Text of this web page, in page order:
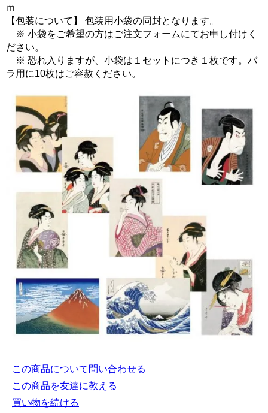
ｍ
【包装について】 包装用小袋の同封となります。
※ 小袋をご希望の方はご注文フォームにてお申し付けく
ださい。
※ 恐れ入りますが、小袋は１セットにつき１枚です。バ
ラ用に10枚はご容赦ください。
この商品について問い合わせる
この商品を友達に教える
買い物を続ける